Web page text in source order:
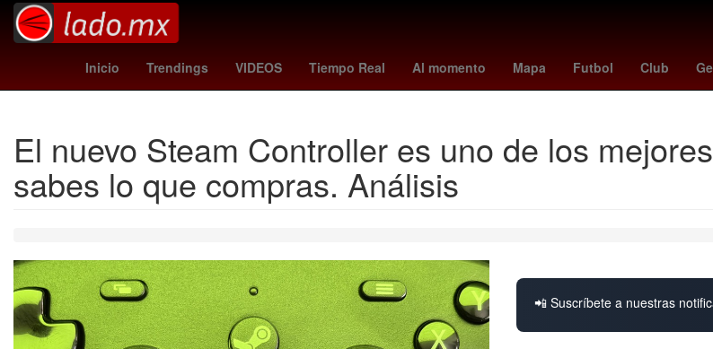
Inicio Trendings VIDEOS Tiempo Real Al momento Mapa Futbol Club
wolves vs port vale Selección de fútbol de Irlanda 27 de marzo Dólar estadounidense China Cielo
El nuevo Steam Controller es uno de los
sabes lo que compras. Análisis
📲 Suscríbete a nuestras